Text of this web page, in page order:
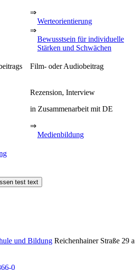
⇒
Werteorientierung
⇒
Bewusstsein für individuelle
Stärken und Schwächen
Film- oder Audiobeitrag
Rezension, Interview
in Zusammenarbeit mit DE
⇒
Medienbildung
test text
und Bildung Reichenhainer Straße 29 a
0